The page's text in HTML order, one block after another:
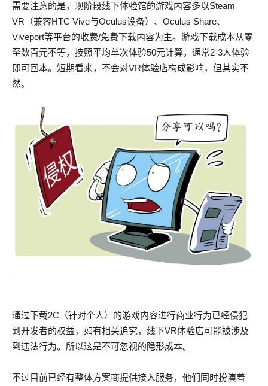
需要注意的是，现阶段线下体验馆的游戏内容多以Steam
VR（兼容HTC Vive与Oculus设备）、Oculus Share、
Viveport等平台的收费/免费下载内容为主。游戏下载成本从零
至数百元不等，按照平均单次体验50元计算，通常2-3人体验
即可回本。短期看来，不会对VR体验店构成影响，但其实不
然。
通过下载2C（针对个人）的游戏内容进行商业行为已经侵犯
到开发者的权益，如有相关追究，线下VR体验店可能被涉及
到违法行为。所以这是不可忽视的隐形成本。
不过目前已经有整体方案商提供接入服务，他们同时扮演着